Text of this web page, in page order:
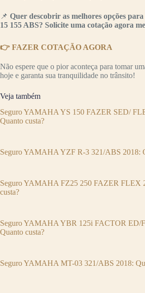
📌 Quer descobrir as melhores opções
15 155 ABS? Solicite uma cotação agora
👉 FAZER COTAÇÃO AGORA
Não espere que o pior aconteça para tomar
hoje e garanta sua tranquilidade no trânsito!
Veja também
Seguro YAMAHA YS 150 FAZER SED/
Quanto custa?
Seguro YAMAHA YZF R-3 321/ABS 2018:
Seguro YAMAHA FZ25 250 FAZER FLEX
custa?
Seguro YAMAHA YBR 125i FACTOR ED/
Quanto custa?
Seguro YAMAHA MT-03 321/ABS 2018: